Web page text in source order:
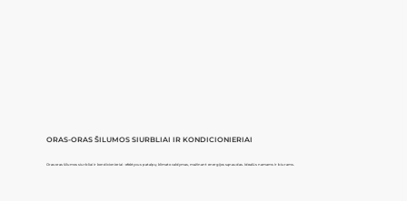
ORAS-ORAS ŠILUMOS SIURBLIAI IR KONDICIONIERIAI
Oras-oras šilumos siurbliai ir kondicionieriai - efektyvus patalpų klimato valdymas, mažinant energijos sąnaudas. Idealūs namams ir biurams.